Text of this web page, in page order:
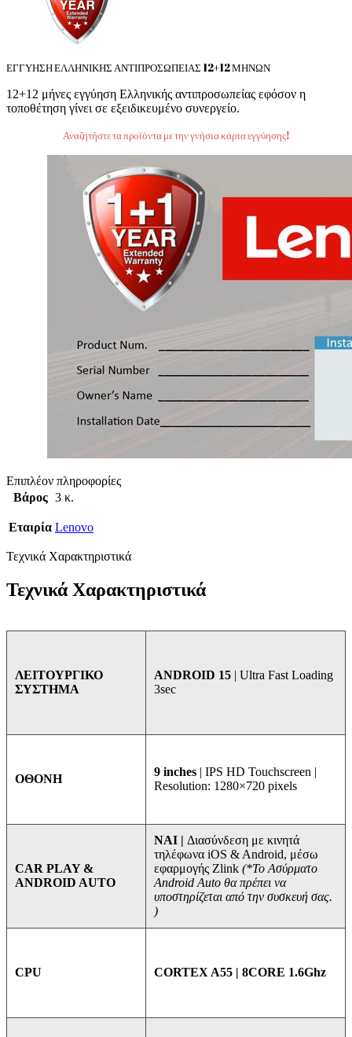
ΕΓΓΥΗΣΗ ΕΛΛΗΝΙΚΗΣ ΑΝΤΙΠΡΟΣΩΠΕΙΑΣ 12+12 ΜΗΝΩΝ
12+12 μήνες εγγύηση Ελληνικής αντιπροσωπείας εφόσον η
τοποθέτηση γίνει σε εξειδικευμένο συνεργείο.
Αναζητήστε τα προϊόντα με την γνήσια κάρτα εγγύησης!
Επιπλέον πληροφορίες
Βάρος 3 κ.
Εταιρία Lenovo
Τεχνικά Χαρακτηριστικά
Τεχνικά Χαρακτηριστικά
ΛΕΙΤΟΥΡΓΙΚΟ
ΣΥΣΤΗΜΑ
ANDROID 15 | Ultra Fast Loading
3sec
ΟΘΟΝΗ
9 inches | IPS HD Touchscreen |
Resolution: 1280×720 pixels
CAR PLAY &
ANDROID AUTO
ΝΑΙ | Διασύνδεση με κινητά
τηλέφωνα iOS & Android, μέσω
εφαρμογής Zlink (*Το Ασύρματο
Android Auto θα πρέπει να
υποστηρίζεται από την συσκευή σας.
)
CPU CORTEX A55 | 8CORE 1.6Ghz